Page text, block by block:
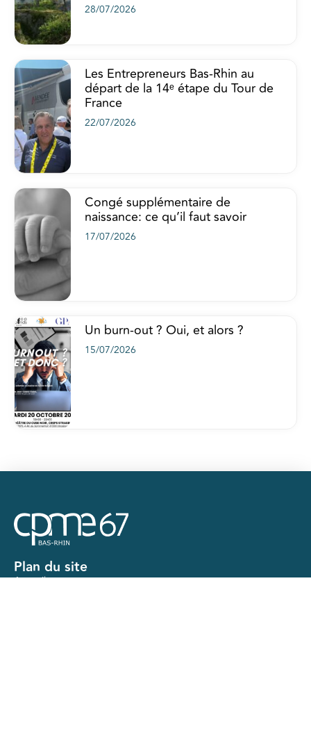
28/07/2026
Les Entrepreneurs Bas-Rhin au
départ de la 14ᵉ étape du Tour de
France
22/07/2026
Congé supplémentaire de
naissance: ce qu’il faut savoir
17/07/2026
Un burn-out ? Oui, et alors ?
15/07/2026
Plan du site
Accueil